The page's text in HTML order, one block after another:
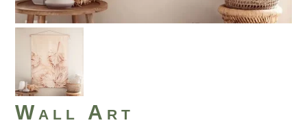
Wall Art